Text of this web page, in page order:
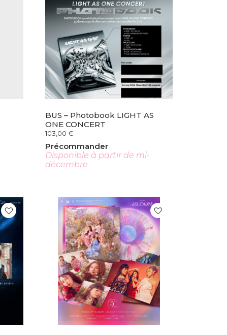
BUS – Photobook LIGHT AS
ONE CONCERT
103,00€
Précommander
Disponible à partir de mi-
décembre